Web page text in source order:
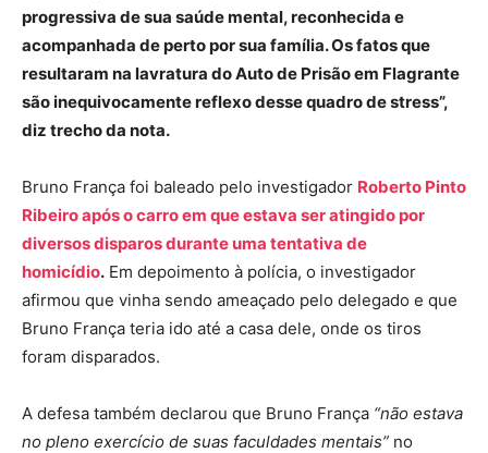
progressiva de sua saúde mental, reconhecida e
acompanhada de perto por sua família. Os fatos que
resultaram na lavratura do Auto de Prisão em Flagrante
são inequivocamente reflexo desse quadro de stress”,
diz trecho da nota.
Bruno França foi baleado pelo investigador Roberto Pinto
Ribeiro após o carro em que estava ser atingido por
diversos disparos durante uma tentativa de
homicídio. Em depoimento à polícia, o investigador
afirmou que vinha sendo ameaçado pelo delegado e que
Bruno França teria ido até a casa dele, onde os tiros
foram disparados.
A defesa também declarou que Bruno França “não estava
no pleno exercício de suas faculdades mentais” no